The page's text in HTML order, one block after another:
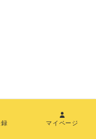
ラコス
マイページ